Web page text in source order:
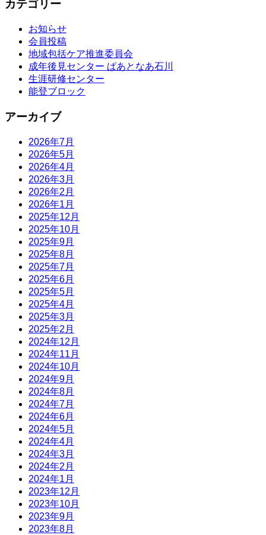
カテゴリー
お知らせ
会員投稿
地域包括ケア推進委員会
成年後見センター ぱあとなあ石川
生涯研修センター
能登ブロック
アーカイブ
2026年7月
2026年5月
2026年4月
2026年3月
2026年2月
2026年1月
2025年12月
2025年10月
2025年9月
2025年8月
2025年7月
2025年6月
2025年5月
2025年4月
2025年3月
2025年2月
2024年12月
2024年11月
2024年10月
2024年9月
2024年8月
2024年7月
2024年6月
2024年5月
2024年4月
2024年3月
2024年2月
2024年1月
2023年12月
2023年10月
2023年9月
2023年8月